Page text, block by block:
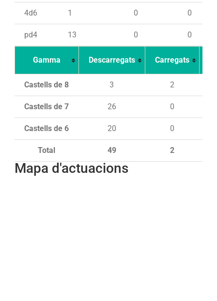
4d6 1 0 0
pd4 13 0 0
Gamma Descarregats Carregats
Total 49 2
Castells de 8 3 2
Castells de 7 26 0
Castells de 6 20 0
Mapa d'actuacions